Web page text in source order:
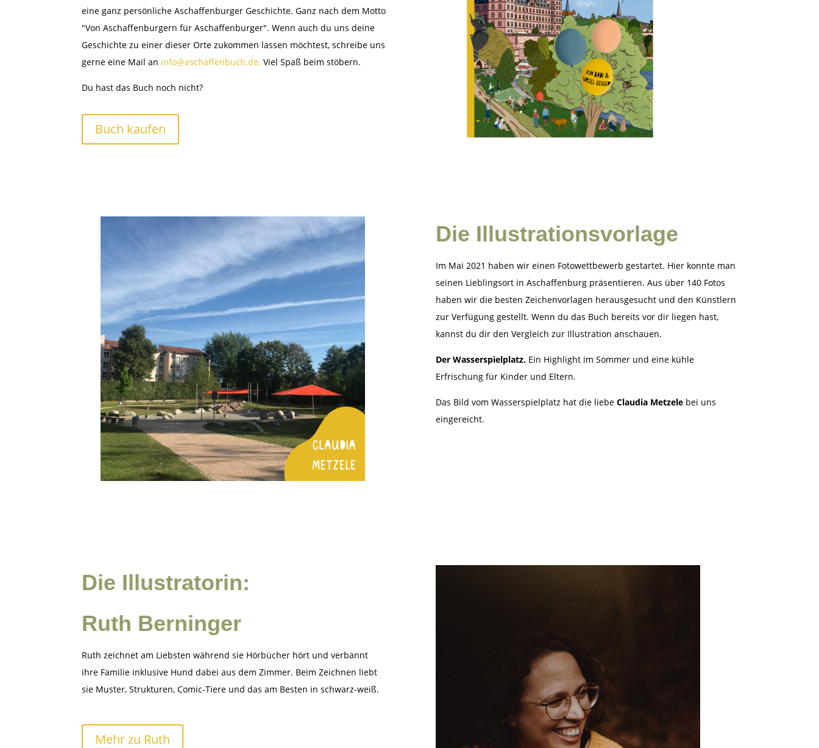
eine ganz persönliche Aschaffenburger Geschichte. Ganz nach dem Motto
"Von Aschaffenburgern für Aschaffenburger". Wenn auch du uns deine
Geschichte zu einer dieser Orte zukommen lassen möchtest, schreibe uns
gerne eine Mail an info@aschaffenbuch.de.Viel Spaß beim stöbern.
Du hast das Buch noch nicht?
Buch kaufen
Die Illustrationsvorlage
Im Mai 2021 haben wir einen Fotowettbewerb gestartet. Hier konnte man
seinen Lieblingsort in Aschaffenburg präsentieren. Aus über 140 Fotos
haben wir die besten Zeichenvorlagen herausgesucht und den Künstlern
zur Verfügung gestellt. Wenn du das Buch bereits vor dir liegen hast,
kannst du dir den Vergleich zur Illustration anschauen.
Der Wasserspielplatz.Ein Highlight im Sommer und eine kühle
Erfrischung für Kinder und Eltern.
Das Bild vom Wasserspielplatz hat die liebeClaudia Metzelebei uns
eingereicht.
Die Illustratorin:
Ruth Berninger
Ruth zeichnet am Liebsten während sie Hörbücher hört und verbannt
ihre Familie inklusive Hund dabei aus dem Zimmer. Beim Zeichnen liebt
sie Muster, Strukturen, Comic-Tiere und das am Besten in schwarz-weiß.
Mehr zu Ruth